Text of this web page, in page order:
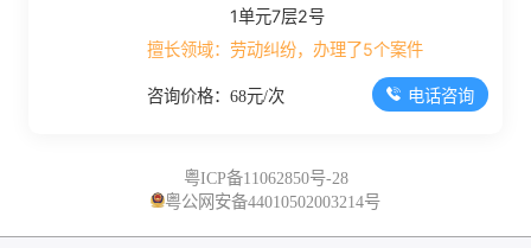
1单元7层2号
擅长领域：劳动纠纷，办理了5个案件
咨询价格：68元/次 电话咨询
粤ICP备11062850号-28
粤公网安备44010502003214号